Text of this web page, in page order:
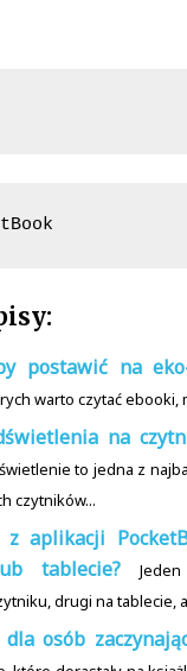
postawić na
warto czytać ebooki,
na
to jedna z
czytników...
z aplikacji
tablecie?
drugi na tablecie,
osób